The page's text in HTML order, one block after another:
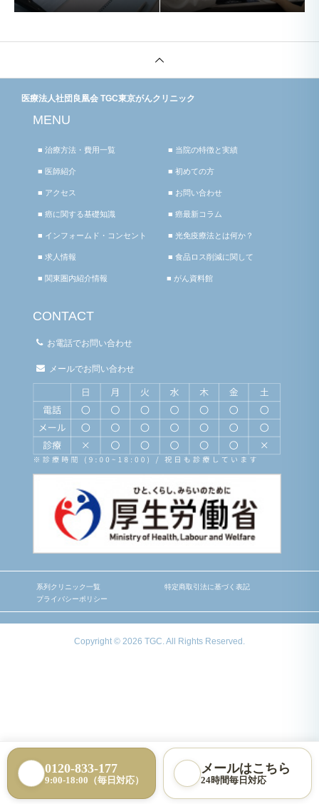
医療法人社団良凰会 TGC東京がんクリニック
MENU
■ 治療方法・費用一覧 ■ 当院の特徴と実績
■ 医師紹介 ■ 初めての方
■ アクセス ■ お問い合わせ
■ 癌に関する基礎知識 ■ 癌最新コラム
■ インフォームド・コンセント ■ 光免疫療法とは何か？
■ 求人情報 ■ 食品ロス削減に関して
■ 関東圏内紹介情報 ■ がん資料館
CONTACT
お電話でお問い合わせ
メールでお問い合わせ
系列クリニック一覧
特定商取引法に基づく表記
プライバシーポリシー
Copyright © 2026 TGC. All Rights Reserved.
0120-833-177
9:00-18:00（毎日対応）
メールはこちら
24時間毎日対応